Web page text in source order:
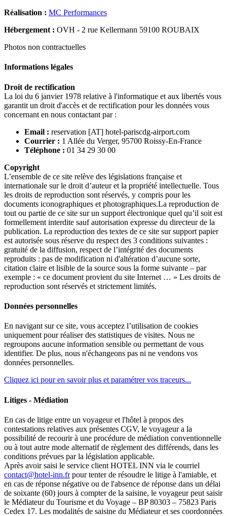
Réalisation : MC Performances
Hébergement : OVH - 2 rue Kellermann 59100 ROUBAIX
Photos non contractuelles
Informations légales
Droit de rectification
La loi du 6 janvier 1978 relative à l'informatique et aux libertés vous
garantit un droit d'accès et de rectification pour les données vous
concernant en nous contactant par :
Email : reservation [AT] hotel-pariscdg-airport.com
Courrier : 1 Allée du Verger, 95700 Roissy-En-France
Téléphone : 01 34 29 30 00
Copyright
L’ensemble de ce site relève des législations française et
internationale sur le droit d’auteur et la propriété intellectuelle. Tous
les droits de reproduction sont réservés, y compris pour les
documents iconographiques et photographiques.La reproduction de
tout ou partie de ce site sur un support électronique quel qu’il soit est
formellement interdite sauf autorisation expresse du directeur de la
publication. La reproduction des textes de ce site sur support papier
est autorisée sous réserve du respect des 3 conditions suivantes :
gratuité de la diffusion, respect de l’intégrité des documents
reproduits : pas de modification ni d'altération d’aucune sorte,
citation claire et lisible de la source sous la forme suivante – par
exemple : « ce document provient du site Internet … » Les droits de
reproduction sont réservés et strictement limités.
Données personnelles
En navigant sur ce site, vous acceptez l’utilisation de cookies
uniquement pour réaliser des statistiques de visites. Nous ne
regroupons aucune information sensible ou permettant de vous
identifier. De plus, nous n'échangeons pas ni ne vendons vos
données personnelles.
Cliquez ici pour en savoir plus et paramétrer vos traceurs...
Litiges - Médiation
En cas de litige entre un voyageur et l'hôtel à propos des
contestations relatives aux présentes CGV, le voyageur a la
possibilité de recourir à une procédure de médiation conventionnelle
ou à tout autre mode alternatif de règlement des différends, dans les
conditions prévues par la législation applicable.
Après avoir saisi le service client HOTEL INN via le courriel
contact@hotel-inn.frpour tenter de résoudre le litige à l'amiable, et
en cas de réponse négative ou de l'absence de réponse dans un délai
de soixante (60) jours à compter de la saisine, le voyageur peut saisir
le Médiateur du Tourisme et du Voyage – BP 80303 – 75823 Paris
Cedex 17. Les modalités de saisine du Médiateur et ses coordonnées